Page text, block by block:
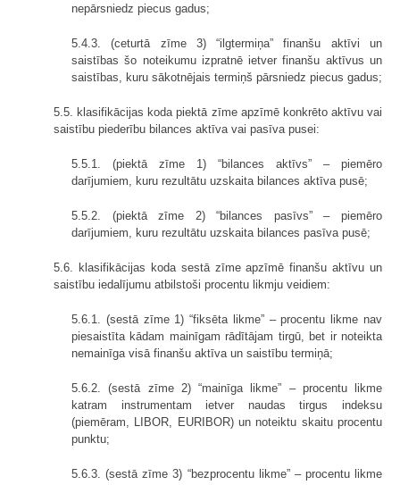
nepārsniedz piecus gadus;
5.4.3. (ceturtā zīme 3) “ilgtermiņa” finanšu aktīvi un
saistības šo noteiku­mu izpratnē ietver finanšu aktīvus un
saistības, kuru sākotnējais termiņš pārsniedz piecus gadus;
5.5. klasifikācijas koda piektā zīme apzīmē konkrēto aktīvu vai
saistību piederību bilances aktīva vai pasīva pusei:
5.5.1. (piektā zīme 1) “bilances aktīvs” – piemēro
darījumiem, kuru rezultātu uzskaita bilances aktīva pusē;
5.5.2. (piektā zīme 2) “bilances pasīvs” – piemēro
darījumiem, kuru rezultātu uzskaita bilances pasīva pusē;
5.6. klasifikācijas koda sestā zīme apzīmē finanšu aktīvu un
saistību iedalījumu atbilstoši procentu likmju veidiem:
5.6.1. (sestā zīme 1) “fiksēta likme” – procentu likme nav
piesaistīta kādam mainīgam rādītājam tirgū, bet ir noteikta
nemainīga visā finanšu aktīva un saistību termiņā;
5.6.2. (sestā zīme 2) “mainīga likme” – procentu likme
katram instrumen­tam ietver naudas tirgus indeksu
(piemēram, LIBOR, EURIBOR) un noteiktu skaitu procentu
punktu;
5.6.3. (sestā zīme 3) “bezprocentu likme” – procentu likme